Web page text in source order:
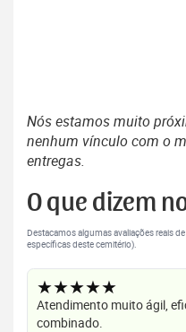
Nós estamos muito
nenhum vínculo com o
entregas.
O que dizem
Destacamos algumas avaliações reais
específicas deste cemitério).
★★★★★
Atendimento muito ágil,
combinado.